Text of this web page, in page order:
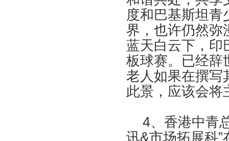
度和巴基斯坦
界，也许仍然弥
蓝天白云下，印
板球赛。已经辞
老人如果在撰写
此景，应该会将
4、香港中青
讯&市场拓展科